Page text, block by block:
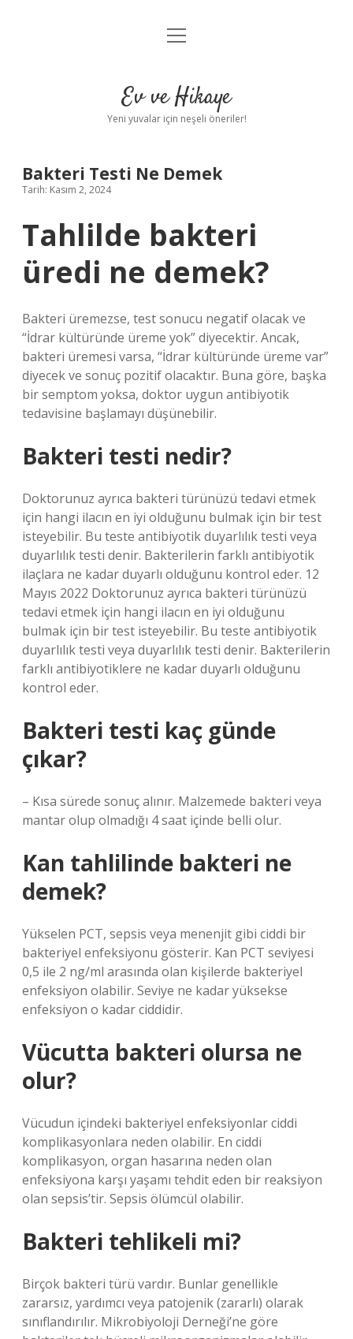
Anasayfa
Yasal Uyarı
menüyü
Ev ve Hikaye
Yeni yuvalar için neşeli öneriler!
Bakteri Testi Ne Demek
Tarih: Kasım 2, 2024
Tahlilde bakteri
üredi ne demek?
Bakteri üremezse, test sonucu negatif olacak ve
“İdrar kültüründe üreme yok” diyecektir. Ancak,
bakteri üremesi varsa, “İdrar kültüründe üreme var”
diyecek ve sonuç pozitif olacaktır. Buna göre, başka
bir semptom yoksa, doktor uygun antibiyotik
tedavisine başlamayı düşünebilir.
Bakteri testi nedir?
Doktorunuz ayrıca bakteri türünüzü tedavi etmek
için hangi ilacın en iyi olduğunu bulmak için bir test
isteyebilir. Bu teste antibiyotik duyarlılık testi veya
duyarlılık testi denir. Bakterilerin farklı antibiyotik
ilaçlara ne kadar duyarlı olduğunu kontrol eder. 12
Mayıs 2022 Doktorunuz ayrıca bakteri türünüzü
tedavi etmek için hangi ilacın en iyi olduğunu
bulmak için bir test isteyebilir. Bu teste antibiyotik
duyarlılık testi veya duyarlılık testi denir. Bakterilerin
farklı antibiyotiklere ne kadar duyarlı olduğunu
kontrol eder.
Bakteri testi kaç günde
çıkar?
– Kısa sürede sonuç alınır. Malzemede bakteri veya
mantar olup olmadığı 4 saat içinde belli olur.
Kan tahlilinde bakteri ne
demek?
Yükselen PCT, sepsis veya menenjit gibi ciddi bir
bakteriyel enfeksiyonu gösterir. Kan PCT seviyesi
0,5 ile 2 ng/ml arasında olan kişilerde bakteriyel
enfeksiyon olabilir. Seviye ne kadar yüksekse
enfeksiyon o kadar ciddidir.
Vücutta bakteri olursa ne
olur?
Vücudun içindeki bakteriyel enfeksiyonlar ciddi
komplikasyonlara neden olabilir. En ciddi
komplikasyon, organ hasarına neden olan
enfeksiyona karşı yaşamı tehdit eden bir reaksiyon
olan sepsis’tir. Sepsis ölümcül olabilir.
Bakteri tehlikeli mi?
Birçok bakteri türü vardır. Bunlar genellikle
zararsız, yardımcı veya patojenik (zararlı) olarak
sınıflandırılır. Mikrobiyoloji Derneği’ne göre